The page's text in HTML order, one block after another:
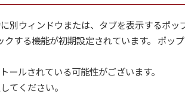
ウィンドウまたは、タブを表示するポッ
する機能が初期設定されています。 ポッ
ルされている可能性がございます。
てください。